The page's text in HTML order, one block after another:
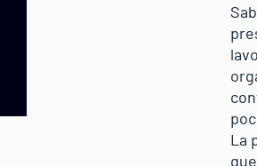
La